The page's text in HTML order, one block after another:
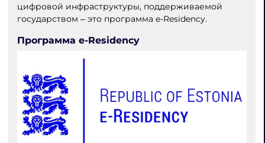
цифровой инфраструктуры, поддерживаемой
государством ‒ это программа e-Residency.
Программа e-Residency